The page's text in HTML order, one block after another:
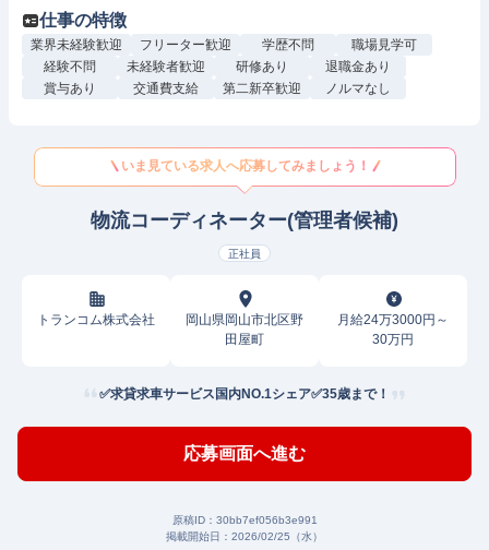
仕事の特徴
業界未経験歓迎 フリーター歓迎 学歴不問
職場見学可
経験不問
未経験者歓迎 研修あり
退職金あり
賞与あり
交通費支給 第二新卒歓迎 ノルマなし
いま見ている求人へ応募してみましょう！
物流コーディネーター(管理者候補)
正社員
トランコム株式会社
岡山県岡山市北区野
田屋町
月給24万3000円～
30万円
✅求貸求車サービス国内NO.1シェア✅35歳まで！
応募画面へ進む
原稿ID： 30bb7ef056b3e991
掲載開始日： 2026/02/25（水）